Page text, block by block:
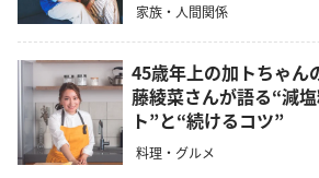
家族・人間関係
45歳年上の加トちゃん
藤綾菜さんが語る“減
ト”と“続けるコツ”
料理・グルメ